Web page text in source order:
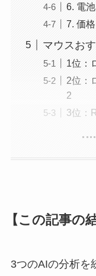
6. 電
7. 価
マウスお
1位：
2位：
2
3位：
【この記事の
3つのAIの分析を